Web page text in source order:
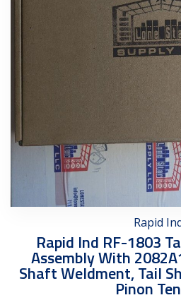
Rapid
Rapid Ind RF-1803
Assembly With
Shaft Weldment, Tail
Pinon